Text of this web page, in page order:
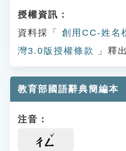
授權資訊：
資料採「
創用CC-姓名
灣3.0版授權條款
」釋出
教育部國語辭典簡編本
注音：
ㄔㄥ